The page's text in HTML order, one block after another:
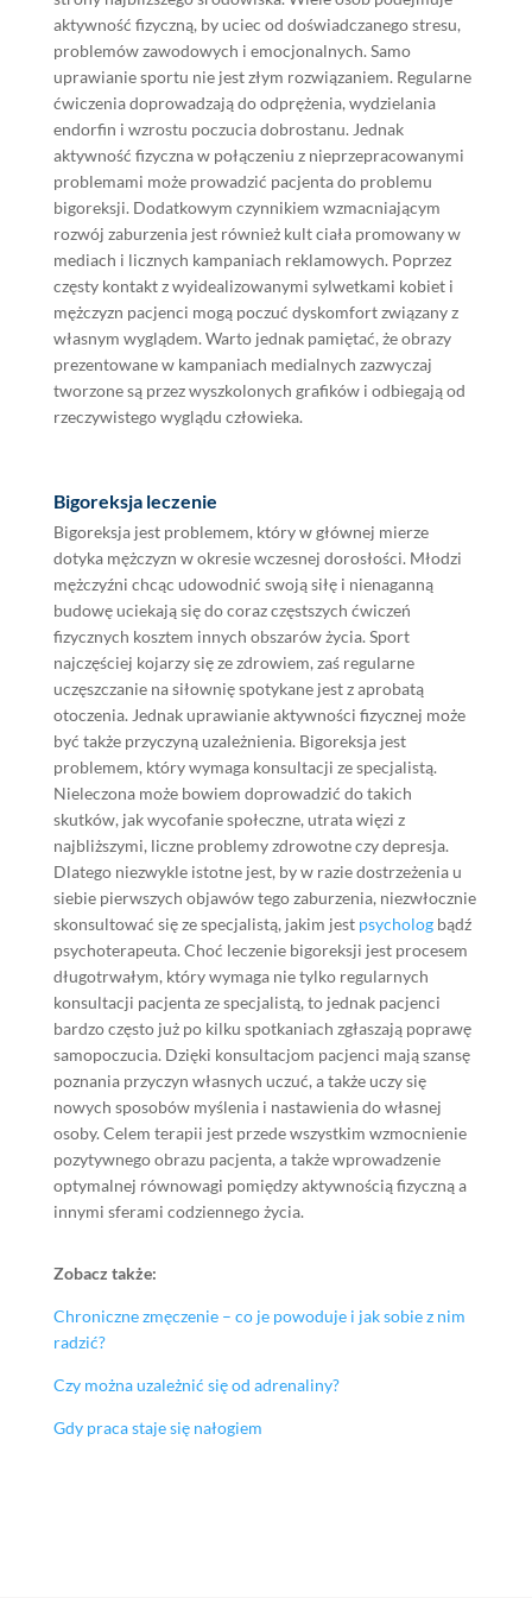
aktywność fizyczną, by uciec od doświadczanego stresu,
problemów zawodowych i emocjonalnych. Samo
uprawianie sportu nie jest złym rozwiązaniem. Regularne
ćwiczenia doprowadzają do odprężenia, wydzielania
endorfin i wzrostu poczucia dobrostanu. Jednak
aktywność fizyczna w połączeniu z nieprzepracowanymi
problemami może prowadzić pacjenta do problemu
bigoreksji. Dodatkowym czynnikiem wzmacniającym
rozwój zaburzenia jest również kult ciała promowany w
mediach i licznych kampaniach reklamowych. Poprzez
częsty kontakt z wyidealizowanymi sylwetkami kobiet i
mężczyzn pacjenci mogą poczuć dyskomfort związany z
własnym wyglądem. Warto jednak pamiętać, że obrazy
prezentowane w kampaniach medialnych zazwyczaj
tworzone są przez wyszkolonych grafików i odbiegają od
rzeczywistego wyglądu człowieka.
Bigoreksja leczenie
Bigoreksja jest problemem, który w głównej mierze
dotyka mężczyzn w okresie wczesnej dorosłości. Młodzi
mężczyźni chcąc udowodnić swoją siłę i nienaganną
budowę uciekają się do coraz częstszych ćwiczeń
fizycznych kosztem innych obszarów życia. Sport
najczęściej kojarzy się ze zdrowiem, zaś regularne
uczęszczanie na siłownię spotykane jest z aprobatą
otoczenia. Jednak uprawianie aktywności fizycznej może
być także przyczyną uzależnienia. Bigoreksja jest
problemem, który wymaga konsultacji ze specjalistą.
Nieleczona może bowiem doprowadzić do takich
skutków, jak wycofanie społeczne, utrata więzi z
najbliższymi, liczne problemy zdrowotne czy depresja.
Dlatego niezwykle istotne jest, by w razie dostrzeżenia u
siebie pierwszych objawów tego zaburzenia, niezwłocznie
skonsultować się ze specjalistą, jakim jest psychologbądź
psychoterapeuta. Choć leczenie bigoreksji jest procesem
długotrwałym, który wymaga nie tylko regularnych
konsultacji pacjenta ze specjalistą, to jednak pacjenci
bardzo często już po kilku spotkaniach zgłaszają poprawę
samopoczucia. Dzięki konsultacjom pacjenci mają szansę
poznania przyczyn własnych uczuć, a także uczy się
nowych sposobów myślenia i nastawienia do własnej
osoby. Celem terapii jest przede wszystkim wzmocnienie
pozytywnego obrazu pacjenta, a także wprowadzenie
optymalnej równowagi pomiędzy aktywnością fizyczną a
innymi sferami codziennego życia.
Zobacz także:
Chroniczne zmęczenie – co je powoduje i jak sobie z nim
radzić?
Czy można uzależnić się od adrenaliny?
Gdy praca staje się nałogiem